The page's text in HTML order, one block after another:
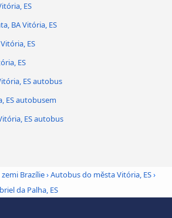
ES
BA Vitória, ES
ES
ES
ES autobus
ES autobusem
ES autobus
Brazílie›Autobus do města Vitória, ES›
da Palha, ES